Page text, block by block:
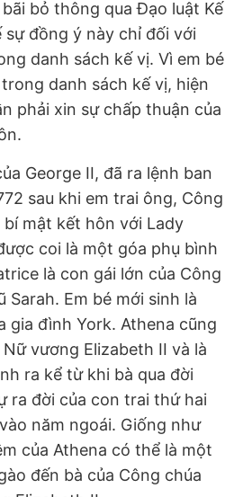
bỏ thông qua Đạo luật Kế
sự đồng ý này chỉ đối với
danh sách kế vị. Vì em bé
danh sách kế vị, hiện
phải xin sự chấp thuận của
George II, đã ra lệnh ban
sau khi em trai ông, Công
mật kết hôn với Lady
coi là một góa phụ bình
là con gái lớn của Công
Em bé mới sinh là
gia đình York. Athena cũng
vương Elizabeth II và là
ra kể từ khi bà qua đời
ra đời của con trai thứ hai
năm ngoái. Giống như
của Athena có thể là một
đến bà của Công chúa